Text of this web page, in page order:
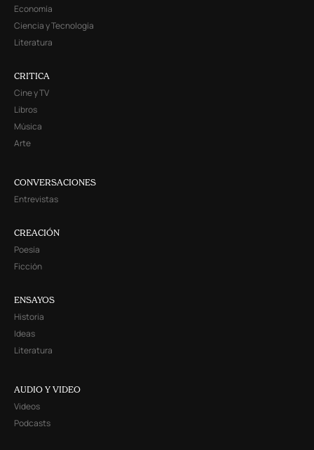
Economía
Ciencia y Tecnología
Literatura
CRITICA
Cine y TV
Libros
Música
Arte
CONVERSACIONES
Entrevistas
CREACIÓN
Poesía
Ficción
ENSAYOS
Historia
Ideas
Literatura
AUDIO Y VIDEO
Videos
Podcasts